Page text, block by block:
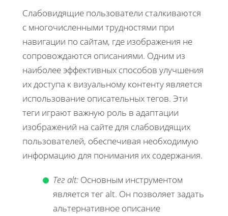
Слабовидящие пользователи сталкиваются
с многочисленными трудностями при
навигации по сайтам, где изображения не
сопровождаются описаниями. Одним из
наиболее эффективных способов улучшения
их доступа к визуальному контенту является
использование описательных тегов. Эти
теги играют важную роль в адаптации
изображений на сайте для слабовидящих
пользователей, обеспечивая необходимую
информацию для понимания их содержания.
Тег alt: Основным инструментом
является тег alt. Он позволяет задать
альтернативное описание